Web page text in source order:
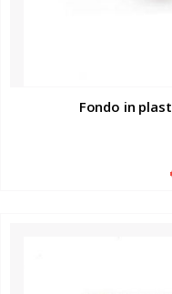
Fondo in